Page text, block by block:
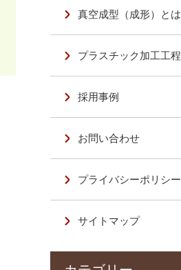
真空成型（成形）とは
プラスチック加工工程
採用事例
お問い合わせ
プライバシーポリシー
サイトマップ